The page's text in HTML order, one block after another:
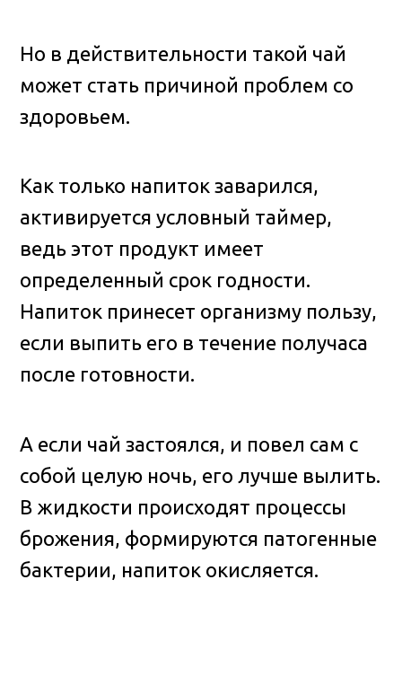
Но в действительности такой чай
может стать причиной проблем со
здоровьем.
Как только напиток заварился,
активируется условный таймер,
ведь этот продукт имеет
определенный срок годности.
Напиток принесет организму пользу,
если выпить его в течение получаса
после готовности.
А если чай застоялся, и повел сам с
собой целую ночь, его лучше вылить.
В жидкости происходят процессы
брожения, формируются патогенные
бактерии, напиток окисляется.